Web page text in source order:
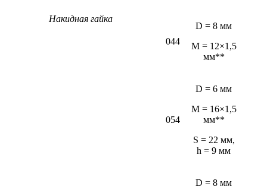
Накидная гайка
044
D = 8 мм
M = 12×1,5
мм**
054
D = 6 мм
М = 16×1,5
мм**
S = 22 мм,
h = 9 мм
D = 8 мм